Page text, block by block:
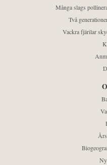
Många slags
Två
Vackra fjärilar